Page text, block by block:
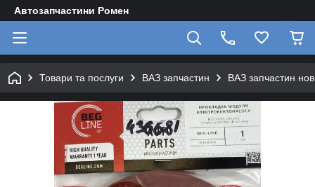
Автозапчастини Ромен
Товари та послуги ВАЗ запчастин ВАЗ запчастин